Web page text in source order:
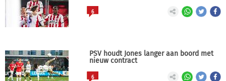
6
PSV houdt Jones langer aan boord met
nieuw contract
6